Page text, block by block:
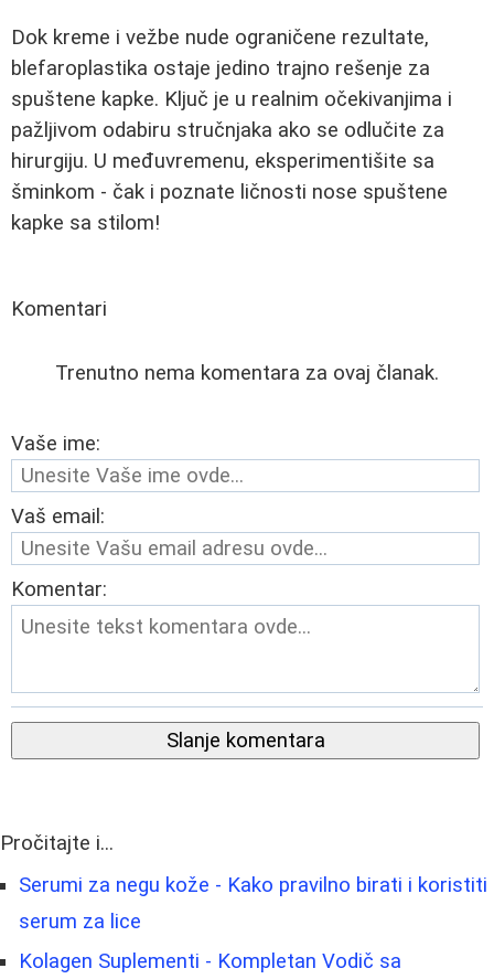
Dok kreme i vežbe nude ograničene rezultate,
blefaroplastika ostaje jedino trajno rešenje za
spuštene kapke. Ključ je u realnim očekivanjima i
pažljivom odabiru stručnjaka ako se odlučite za
hirurgiju. U međuvremenu, eksperimentišite sa
šminkom - čak i poznate ličnosti nose spuštene
kapke sa stilom!
Komentari
Trenutno nema komentara za ovaj članak.
Vaše ime:
Vaš email:
Komentar:
Slanje komentara
Pročitajte i...
Serumi za negu kože - Kako pravilno birati i koristiti
serum za lice
Kolagen Suplementi - Kompletan Vodič sa